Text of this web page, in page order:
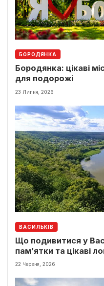
БОРОДЯНКА
Бородянка: цікаві
для подорожі
23 Липня, 2026
ВАСИЛЬКІВ
Що подивитися у
пам’ятки та цікаві
22 Червня, 2026